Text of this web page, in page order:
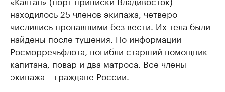
находилось 25 членов экипажа, четверо
числились пропавшими без вести. Их тела были
найдены после тушения. По информации
Росморречьфлота, погибли старший помощник
капитана, повар и два матроса. Все члены
экипажа – граждане России.